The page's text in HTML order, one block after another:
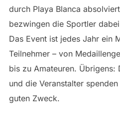
durch Playa Blanca
bezwingen die Sportler
Das Event ist jedes Jahr ein
Teilnehmer – von
bis zu Amateuren. Übrigens:
und die Veranstalter
guten Zweck.